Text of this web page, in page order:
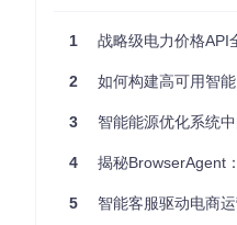
    )
    .add_provider(
type
=
        priority=
2 ,
    )
type=
        file_path=
"/
1 战略级电力价格API
2 如何构建高可用智
3 智能能源优化系统
4 揭秘BrowserAgent
5 智能客服驱动电商